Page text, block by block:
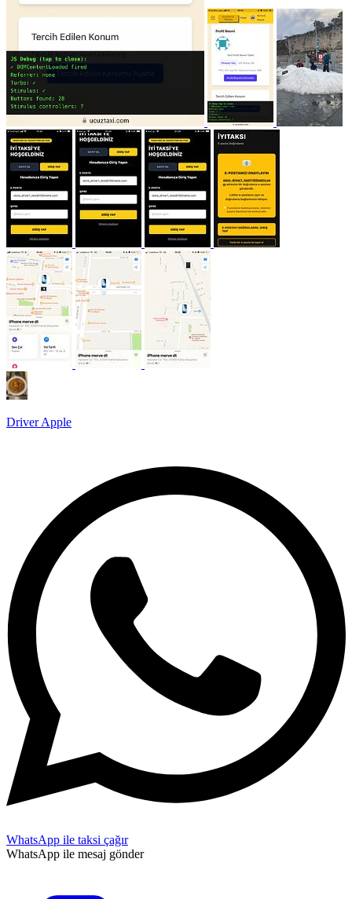
Driver Apple
WhatsApp ile taksi çağır
WhatsApp ile mesaj gönder